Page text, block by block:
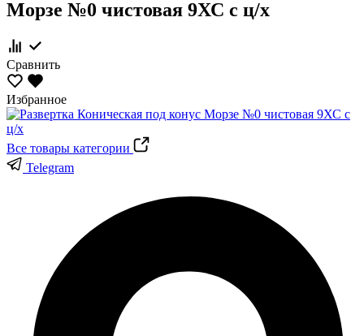
Морзе №0 чистовая 9ХС с ц/х
Сравнить
Избранное
Все товары категории
Telegram